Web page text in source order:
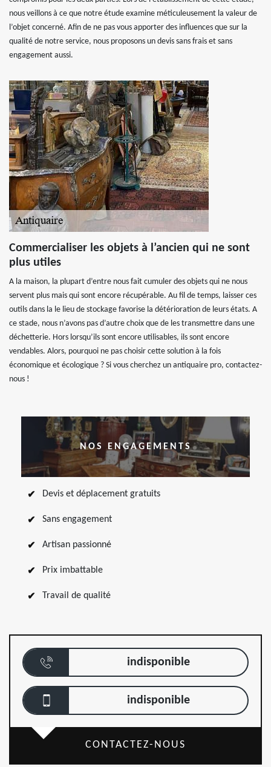
nous veillons à ce que notre étude examine méticuleusement la valeur de
l’objet concerné. Afin de ne pas vous apporter des influences que sur la
qualité de notre service, nous proposons un devis sans frais et sans
engagement aussi.
Commercialiser les objets à l’ancien qui ne sont
plus utiles
A la maison, la plupart d’entre nous fait cumuler des objets qui ne nous
servent plus mais qui sont encore récupérable. Au fil de temps, laisser ces
outils dans la le lieu de stockage favorise la détérioration de leurs états. A
ce stade, nous n’avons pas d’autre choix que de les transmettre dans une
déchetterie. Hors lorsqu’ils sont encore utilisables, ils sont encore
vendables. Alors, pourquoi ne pas choisir cette solution à la fois
économique et écologique ? Si vous cherchez un antiquaire pro, contactez-
nous !
NOS ENGAGEMENTS
Devis et déplacement gratuits
Sans engagement
Artisan passionné
Prix imbattable
Travail de qualité
indisponible
indisponible
CONTACTEZ-NOUS